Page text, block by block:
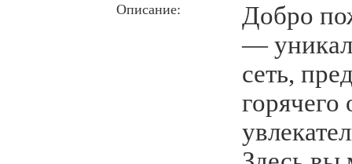
Описание:
Добро
—
сеть,